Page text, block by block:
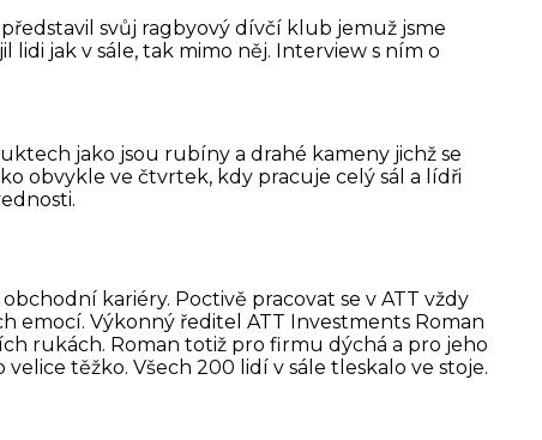
svůj ragbyový dívčí klub jemuž jsme
jak v sále, tak mimo něj. Interview s ním o
jako jsou rubíny a drahé kameny jichž se
obvykle ve čtvrtek, kdy pracuje celý sál a lídři
kariéry. Poctivě pracovat se v ATT vždy
emocí. Výkonný ředitel ATT Investments Roman
rukách. Roman totiž pro firmu dýchá a pro jeho
těžko. Všech 200 lidí v sále tleskalo ve stoje.